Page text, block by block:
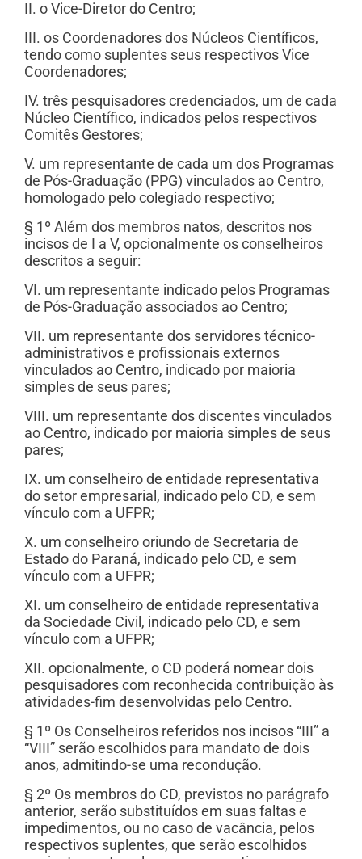
II. o Vice-Diretor do Centro;
III. os Coordenadores dos Núcleos Científicos,
tendo como suplentes seus respectivos Vice
Coordenadores;
IV. três pesquisadores credenciados, um de cada
Núcleo Científico, indicados pelos respectivos
Comitês Gestores;
V. um representante de cada um dos Programas
de Pós-Graduação (PPG) vinculados ao Centro,
homologado pelo colegiado respectivo;
§ 1º Além dos membros natos, descritos nos
incisos de I a V, opcionalmente os conselheiros
descritos a seguir:
VI. um representante indicado pelos Programas
de Pós-Graduação associados ao Centro;
VII. um representante dos servidores técnico-
administrativos e profissionais externos
vinculados ao Centro, indicado por maioria
simples de seus pares;
VIII. um representante dos discentes vinculados
ao Centro, indicado por maioria simples de seus
pares;
IX. um conselheiro de entidade representativa
do setor empresarial, indicado pelo CD, e sem
vínculo com a UFPR;
X. um conselheiro oriundo de Secretaria de
Estado do Paraná, indicado pelo CD, e sem
vínculo com a UFPR;
XI. um conselheiro de entidade representativa
da Sociedade Civil, indicado pelo CD, e sem
vínculo com a UFPR;
XII. opcionalmente, o CD poderá nomear dois
pesquisadores com reconhecida contribuição às
atividades-fim desenvolvidas pelo Centro.
§ 1º Os Conselheiros referidos nos incisos “III” a
“VIII” serão escolhidos para mandato de dois
anos, admitindo-se uma recondução.
§ 2º Os membros do CD, previstos no parágrafo
anterior, serão substituídos em suas faltas e
impedimentos, ou no caso de vacância, pelos
respectivos suplentes, que serão escolhidos